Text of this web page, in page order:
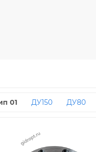
01 ДУ150 ДУ80